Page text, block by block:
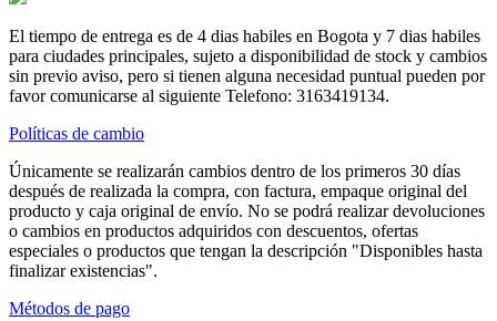
El tiempo de entrega es de 4 dias habiles en Bogota y 7 dias habiles
para ciudades principales, sujeto a disponibilidad de stock y cambios
sin previo aviso, pero si tienen alguna necesidad puntual pueden por
favor comunicarse al siguiente Telefono: 3163419134.
Políticas de cambio
Únicamente se realizarán cambios dentro de los primeros 30 días
después de realizada la compra, con factura, empaque original del
producto y caja original de envío. No se podrá realizar devoluciones
o cambios en productos adquiridos con descuentos, ofertas
especiales o productos que tengan la descripción "Disponibles hasta
finalizar existencias".
Métodos de pago